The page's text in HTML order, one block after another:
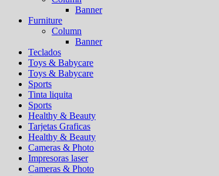
Banner
Furniture
Column
Banner
Teclados
Toys & Babycare
Toys & Babycare
Sports
Tinta liquita
Sports
Healthy & Beauty
Tarjetas Graficas
Healthy & Beauty
Cameras & Photo
Impresoras laser
Cameras & Photo